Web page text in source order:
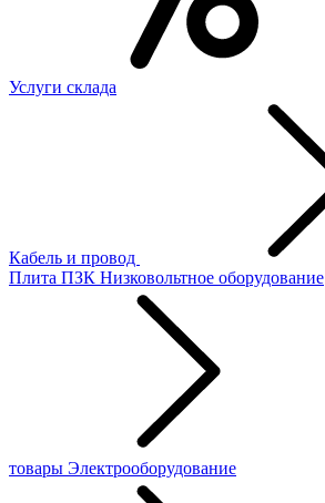
Услуги склада
Кабель и провод
Плита ПЗК Низковольтное оборудование
товары Электрооборудование